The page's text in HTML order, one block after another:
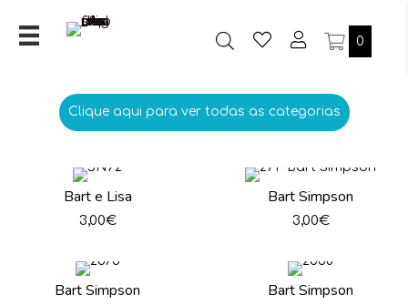
0
Clique aqui para ver todas as categorias
Bart e Lisa
3,00€
Bart Simpson
3,00€
Bart Simpson Bart Simpson